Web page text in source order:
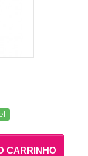
CARRINHO